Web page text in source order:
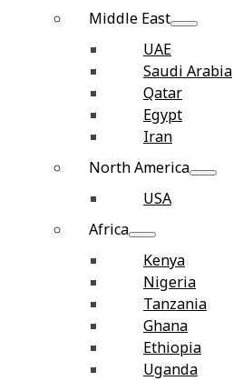
Middle East
UAE
Saudi Arabia
Qatar
Egypt
Iran
North America
USA
Africa
Kenya
Nigeria
Tanzania
Ghana
Ethiopia
Uganda